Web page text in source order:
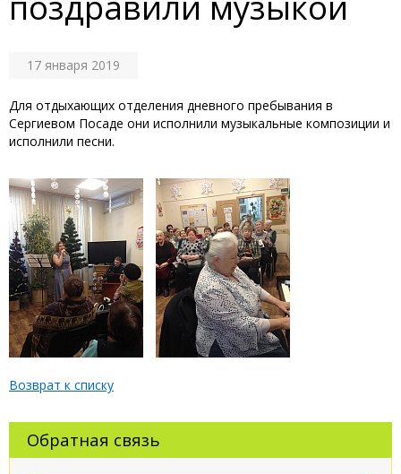
17 января 2019
Для отдыхающих отделения дневного пребывания в
Сергиевом Посаде они исполнили музыкальные композиции и
исполнили песни.
Возврат к списку
Обратная связь